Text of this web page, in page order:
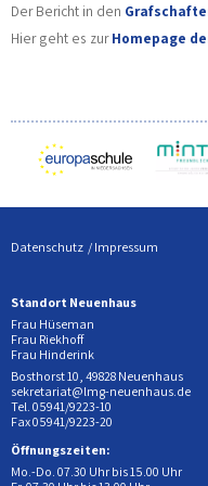
Der Bericht in den
Hier geht es zurHomepage
Datenschutz Impressum
Standort Neuenhaus
Frau Hüseman
Frau Riekhoff
Frau Hinderink
Bosthorst 10, 49828 Neuenhaus
sekretariat@lmg-neuenhaus.de
Tel. 05941/9223-10
Fax 05941/9223-20
Öffnungszeiten:
Mo.-Do. 07.30 Uhr bis 15.00 Uhr